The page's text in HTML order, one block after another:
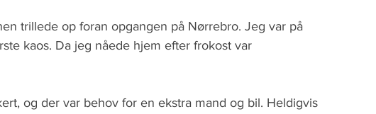
trillede op foran opgangen på Nørrebro. Jeg var på
kaos. Da jeg nåede hjem efter frokost var
og der var behov for en ekstra mand og bil. Heldigvis